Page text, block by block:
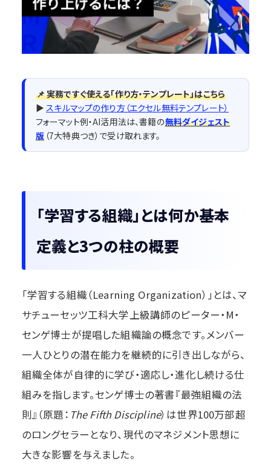
📌 実務ですぐ使える「作り方・テンプレート」はこちら
▶ スキルマップの作り方（エクセル無料テンプレート）
フォーマット例・AI活用法は、書籍の無料ダイジェスト
版 （7大特典つき）で受け取れます。
「学習する組織」とは何か――基本
定義と3つの柱の概要
「学習する組織（Learning Organization）」とは、マ
サチューセッツ工科大学上級講師のピーター・M・
センゲ博士が提唱した組織論の概念です。メンバー
一人ひとりの潜在能力を継続的に引き出しながら、
組織全体が自律的に学び・適応し・進化し続ける仕
組みを指します。センゲ博士の著書『最強組織の法
則』（原題： The Fifth Discipline）は世界100万部超
のロングセラーとなり、現代のマネジメント思想に
大きな影響を与えました。